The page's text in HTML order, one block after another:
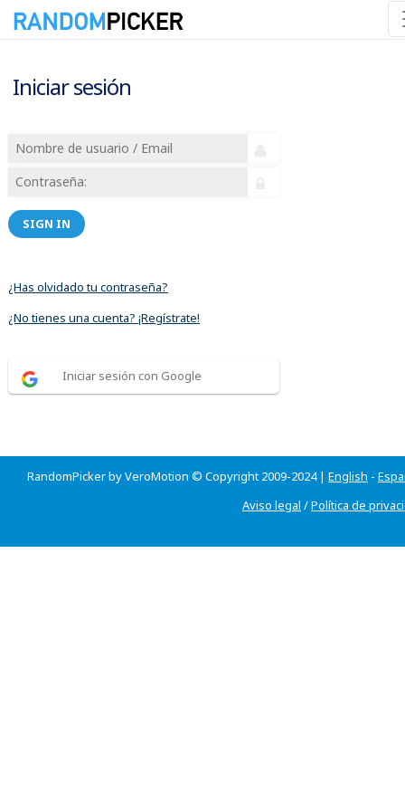
Iniciar sesión
SIGN IN
¿Has olvidado tu contraseña?
¿No tienes una cuenta? ¡Regístrate!
Iniciar sesión con Google
RandomPicker by VeroMotion © Copyright 2009-2024 | English -
Aviso legal /Política de